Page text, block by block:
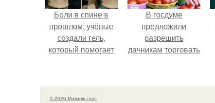
Боли в спине в
прошлом: учёные
создали гель,
который помогает
диски.
В госдуме
предложили
разрешить
дачникам торговать
в людных местах.
© 2026 Макияж глаз